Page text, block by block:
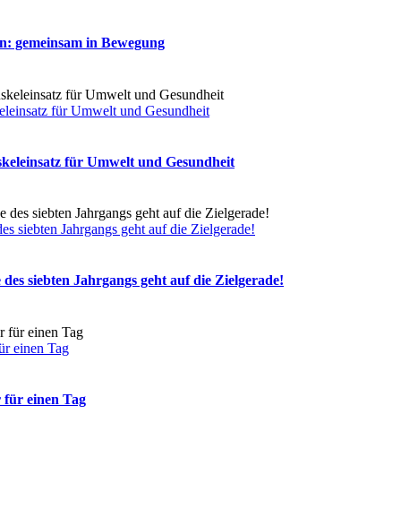
gemeinsam in Bewegung
für Umwelt und Gesundheit
für Umwelt und Gesundheit
siebten Jahrgangs geht auf die Zielgerade!
siebten Jahrgangs geht auf die Zielgerade!
einen Tag
einen Tag